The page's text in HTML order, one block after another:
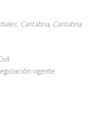
Cantabria, Cantabria
vigente